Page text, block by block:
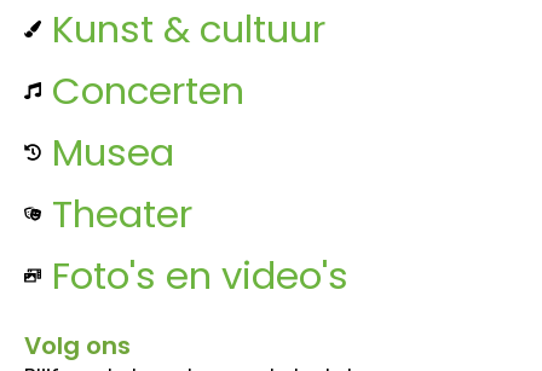
Kunst & cultuur
Concerten
Musea
Theater
Foto's en video's
Volg ons